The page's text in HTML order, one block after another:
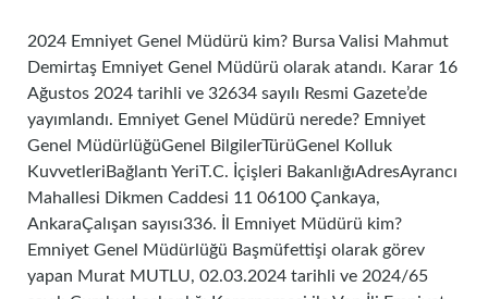
2024 Emniyet Genel Müdürü kim? Bursa Valisi Mahmut
Demirtaş Emniyet Genel Müdürü olarak atandı. Karar 16
Ağustos 2024 tarihli ve 32634 sayılı Resmi Gazete’de
yayımlandı. Emniyet Genel Müdürü nerede? Emniyet
Genel MüdürlüğüGenel BilgilerTürüGenel Kolluk
KuvvetleriBağlantı YeriT.C. İçişleri BakanlığıAdresAyrancı
Mahallesi Dikmen Caddesi 11 06100 Çankaya,
AnkaraÇalışan sayısı336. İl Emniyet Müdürü kim?
Emniyet Genel Müdürlüğü Başmüfettişi olarak görev
yapan Murat MUTLU, 02.03.2024 tarihli ve 2024/65